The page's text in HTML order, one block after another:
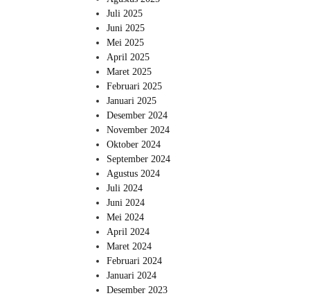
Juli 2025
Juni 2025
Mei 2025
April 2025
Maret 2025
Februari 2025
Januari 2025
Desember 2024
November 2024
Oktober 2024
September 2024
Agustus 2024
Juli 2024
Juni 2024
Mei 2024
April 2024
Maret 2024
Februari 2024
Januari 2024
Desember 2023